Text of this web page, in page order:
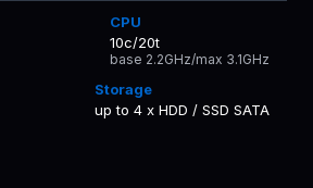
10c/20t
base 2.2GHz/max 3.1GHz
up to 4 x HDD / SSD SATA